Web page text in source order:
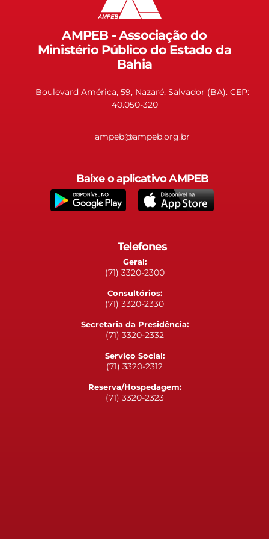
AMPEB - Associação do
Ministério Público do Estado da
Bahia
Boulevard América, 59, Nazaré, Salvador (BA). CEP:
40.050-320
ampeb@ampeb.org.br
Baixe o aplicativo AMPEB
Telefones
Geral:
(71) 3320-2300
Consultórios:
(71) 3320-2330
Secretaria da Presidência:
(71) 3320-2332
Serviço Social:
(71) 3320-2312
Reserva/Hospedagem:
(71) 3320-2323